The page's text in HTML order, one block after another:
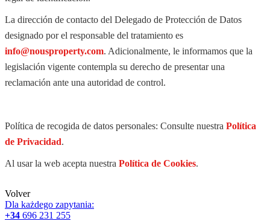
La dirección de contacto del Delegado de Protección de Datos
designado por el responsable del tratamiento es
info@nousproperty.com. Adicionalmente, le informamos que la
legislación vigente contempla su derecho de presentar una
reclamación ante una autoridad de control.
Política de recogida de datos personales: Consulte nuestra Política
de Privacidad.
Al usar la web acepta nuestra Política de Cookies.
Volver
Dla każdego zapytania:
+34 696 231 255